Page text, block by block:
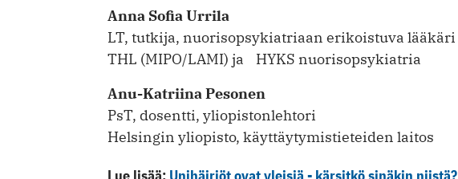
Anna Sofia Urrila
LT, tutkija, nuorisopsykiatriaan erikoistuva lääkäri
THL (MIPO/LAMI) ja HYKS nuorisopsykiatria
Anu-Katriina Pesonen
PsT, dosentti, yliopistonlehtori
Helsingin yliopisto, käyttäytymistieteiden laitos